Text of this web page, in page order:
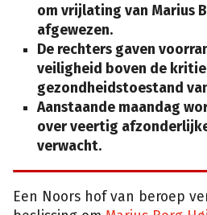
om vrijlating van Marius
afgewezen.
De rechters gaven
veiligheid boven de
gezondheidstoestand
Aanstaande maandag
over veertig
verwacht.
Een Noors hof van beroep